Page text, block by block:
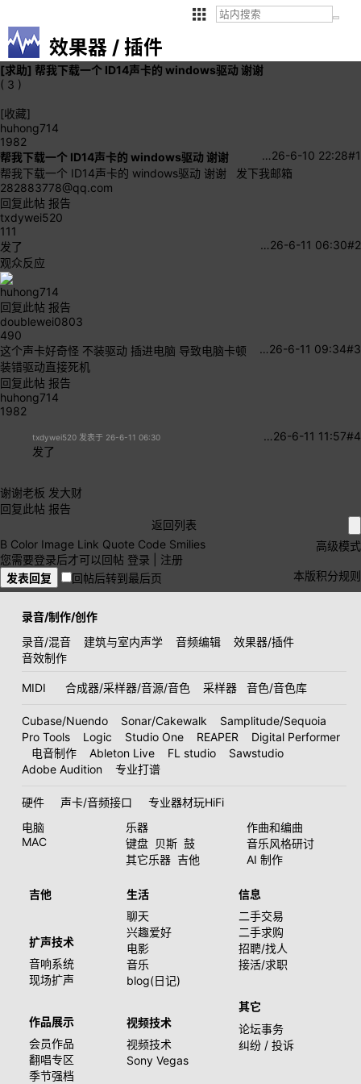
效果器 / 插件
[求助] 帮我下载一个 ID14声卡的 windows驱动 谢谢
( 3 )
[收藏]
huhong714
1982
#1
26-6-10 22:28
…
帮我下载一个 ID14声卡的 windows驱动 谢谢
帮我下载一个 ID14声卡的 windows驱动 谢谢 发下我邮箱
282883778@qq.com
回复此帖 报告
txdywei520
111
#2
26-6-11 06:30
…
发了
观众反应
huhong714
回复此帖 报告
doublewei0803
490
#3
26-6-11 09:34
…
这个声卡好奇怪 不装驱动 插进电脑 导致电脑卡顿
装错驱动直接死机
回复此帖 报告
huhong714
1982
#4
26-6-11 11:57
…
txdywei520 发表于 26-6-11 06:30
发了
谢谢老板 发大财
回复此帖 报告
返回列表
高级模式
B Color Image Link Quote Code Smilies
您需要登录后才可以回帖 登录
注册
本版积分规则
发表回复 回帖后转到最后页
录音/制作/创作
录音/混音
建筑与室内声学 音频编辑
效果器/插件
音效制作
MIDI 合成器/采样器/音源/音色 采样器 音色/音色库
Cubase/Nuendo Sonar/Cakewalk
Samplitude/Sequoia
Pro Tools
Logic Studio One REAPER
Digital Performer
电音制作
Ableton Live FL studio
Sawstudio
Adobe Audition
专业打谱
硬件 声卡/音频接口
专业器材玩HiFi
电脑
MAC
乐器
键盘 贝斯 鼓
其它乐器 吉他
作曲和编曲
音乐风格研讨
AI 制作
吉他
扩声技术
音响系统
现场扩声
作品展示
会员作品
翻唱专区
季节强档
生活
聊天
兴趣爱好
电影
音乐
blog(日记)
视频技术
视频技术
Sony Vegas
信息
二手交易
二手求购
招聘/找人
接活/求职
其它
论坛事务
纠纷 / 投诉